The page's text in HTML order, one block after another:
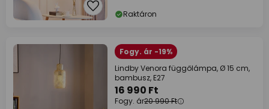
Raktáron
Fogy. ár -19%
Lindby Venora függőlámpa, Ø 15 cm,
bambusz, E27
16 990 Ft
Fogy. ár20 990 Ft